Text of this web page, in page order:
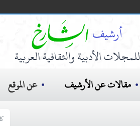
للمجلات الأدبية والثقافية العربية
مقالات عن الأرشيف عن الموقع